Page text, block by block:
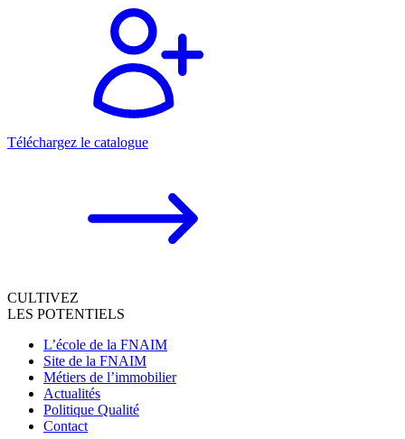
Téléchargez le catalogue
CULTIVEZ
LES POTENTIELS
L’école de la FNAIM
Site de la FNAIM
Métiers de l’immobilier
Actualités
Politique Qualité
Contact